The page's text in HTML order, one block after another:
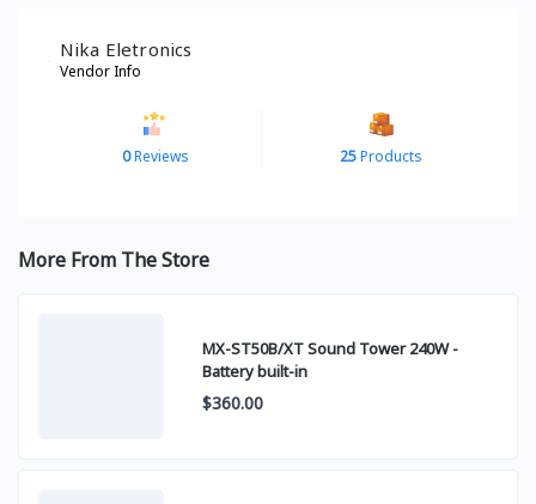
Nika Eletronics
Vendor Info
0Reviews 25Products
More From The Store
MX-ST50B/XT Sound Tower 240W -
Battery built-in
$360.00